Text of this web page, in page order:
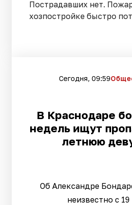
Пострадавших нет.
хозпостройке быстро
Сегодня, 09:59
В Краснодаре
недель ищут
летнюю
Об Александре
неизвестно с